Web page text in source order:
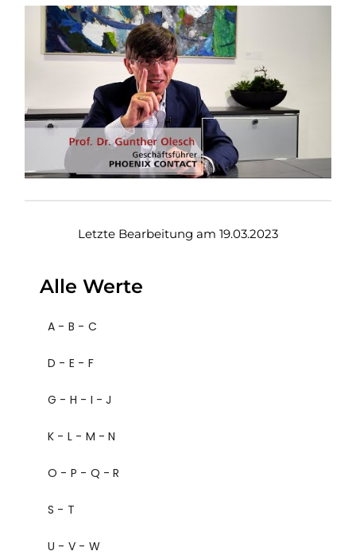
Letzte Bearbeitung am 19.03.2023
Alle Werte
A - B - C
D - E - F
G - H - I - J
K - L - M - N
O - P - Q - R
S - T
U - V - W